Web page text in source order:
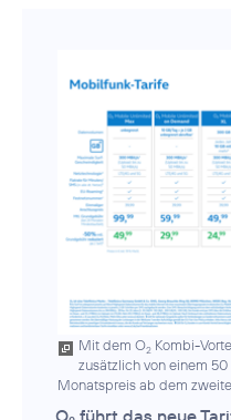
Mit dem O2 Kombi-
zusätzlich von einem
Monatspreis ab dem